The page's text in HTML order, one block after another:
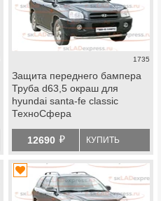
1735
Защита переднего бампера
Труба d63,5 окраш для
hyundai santa-fe classic
ТехноСфера
12690 й КУПИТЬ